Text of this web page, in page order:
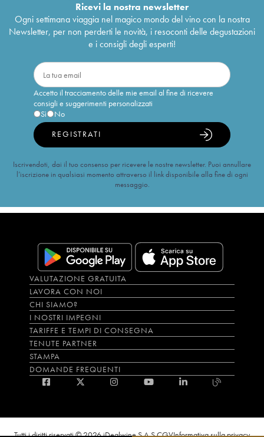
Ricevi la nostra newsletter
Ogni settimana viaggia nel magico mondo del vino con la nostra
Newsletter, per non perderti le novità, i resoconti delle degustazioni
e i consigli degli esperti!
Accetto il tracciamento delle mie email al fine di ricevere
consigli e suggerimenti personalizzati
Sì
No
REGISTRATI
Iscrivendoti, dai il tuo consenso per ricevere le nostre newsletter. Puoi annullare
l’iscrizione in qualsiasi momento attraverso il link disponibile alla fine di ogni
messaggio.
VALUTAZIONE GRATUITA
LAVORA CON NOI
CHI SIAMO?
I NOSTRI IMPEGNI
TARIFFE E TEMPI DI CONSEGNA
TENUTE PARTNER
STAMPA
DOMANDE FREQUENTI
Tutti i diritti riservati © 2026 iDealwine S.A.S.CGVInformativa sulla privacy